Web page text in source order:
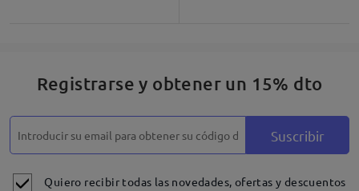
Registrarse y obtener un 15% dto
Suscribir
Quiero recibir todas las novedades, ofertas y descuentos